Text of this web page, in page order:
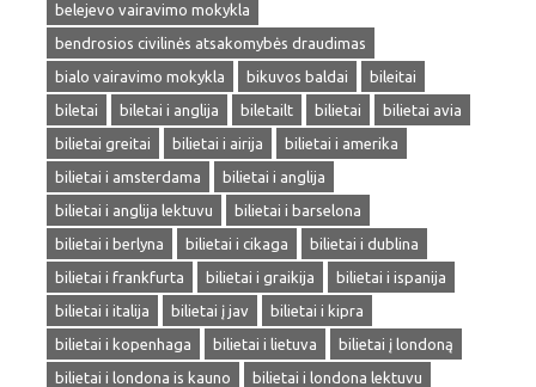
belejevo vairavimo mokykla
bendrosios civilinės atsakomybės draudimas
bialo vairavimo mokykla
bikuvos baldai
bileitai
biletai
biletai i anglija biletailt bilietai
bilietai avia
bilietai greitai
bilietai i airija
bilietai i amerika
bilietai i amsterdama
bilietai i anglija
bilietai i anglija lektuvu
bilietai i barselona
bilietai i berlyna
bilietai i cikaga
bilietai i dublina
bilietai i frankfurta
bilietai i graikija
bilietai i ispanija
bilietai i italija
bilietai į jav
bilietai i kipra
bilietai i kopenhaga
bilietai i lietuva
bilietai į londoną
bilietai i londona is kauno
bilietai i londona lektuvu